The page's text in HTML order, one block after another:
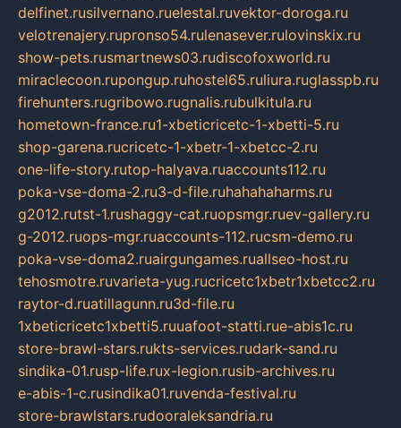
delfinet.rusilvernano.ruelestal.ruvektor-doroga.ru
velotrenajery.rupronso54.rulenasever.rulovinskix.ru
show-pets.rusmartnews03.rudiscofoxworld.ru
miraclecoon.rupongup.ruhostel65.ruliura.ruglasspb.ru
firehunters.rugribowo.rugnalis.rubulkitula.ru
hometown-france.ru1-xbeticricetc-1-xbetti-5.ru
shop-garena.rucricetc-1-xbetr-1-xbetcc-2.ru
one-life-story.rutop-halyava.ruaccounts112.ru
poka-vse-doma-2.ru3-d-file.ruhahahaharms.ru
g2012.rutst-1.rushaggy-cat.ruopsmgr.ruev-gallery.ru
g-2012.ruops-mgr.ruaccounts-112.rucsm-demo.ru
poka-vse-doma2.ruairgungames.ruallseo-host.ru
tehosmotre.ruvarieta-yug.rucricetc1xbetr1xbetcc2.ru
raytor-d.ruatillagunn.ru3d-file.ru
1xbeticricetc1xbetti5.ruuafoot-statti.rue-abis1c.ru
store-brawl-stars.rukts-services.rudark-sand.ru
sindika-01.rusp-life.rux-legion.rusib-archives.ru
e-abis-1-c.rusindika01.ruvenda-festival.ru
store-brawlstars.rudooraleksandria.ru